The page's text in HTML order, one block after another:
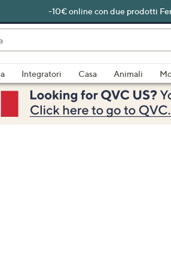
-10€ online con due prodotti
Integratori Casa Animali